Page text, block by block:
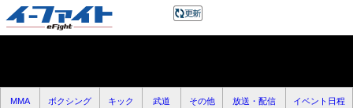
MMA ボクシング キック 武道 その他 放送・配信 イベント日程